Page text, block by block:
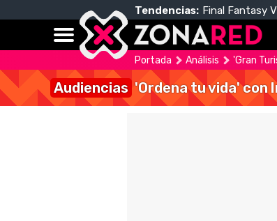
Tendencias: Final Fantasy
Portada Análisis 'Gran
Audiencias 'Ordena tu vida' con